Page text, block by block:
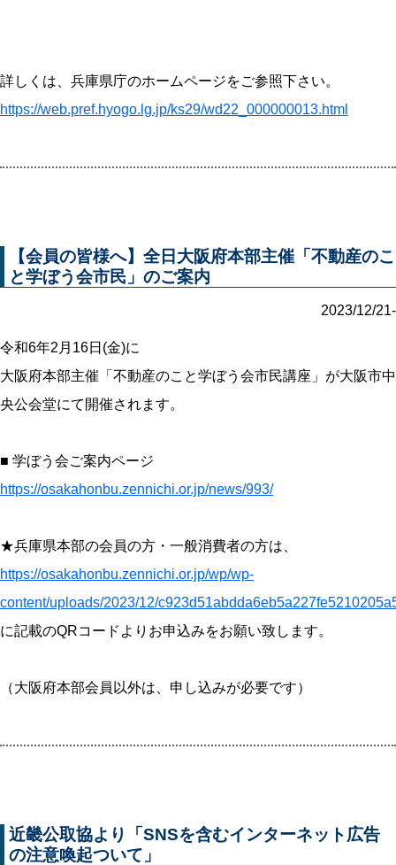
詳しくは、兵庫県庁のホームページをご参照下さい。
https://web.pref.hyogo.lg.jp/ks29/wd22_000000013.html
【会員の皆様へ】全日大阪府本部主催「不動産のこ
と学ぼう会市民」のご案内
2023/12/21-
令和6年2月16日(金)に
大阪府本部主催「不動産のこと学ぼう会市民講座」が大阪市中
央公会堂にて開催されます。
■ 学ぼう会ご案内ページ
https://osakahonbu.zennichi.or.jp/news/993/
★兵庫県本部の会員の方・一般消費者の方は、
https://osakahonbu.zennichi.or.jp/wp/wp-
content/uploads/2023/12/
に記載のQRコードよりお申込みをお願い致します。
（大阪府本部会員以外は、申し込みが必要です）
近畿公取協より「SNSを含むインターネット広告
の注意喚起ついて」